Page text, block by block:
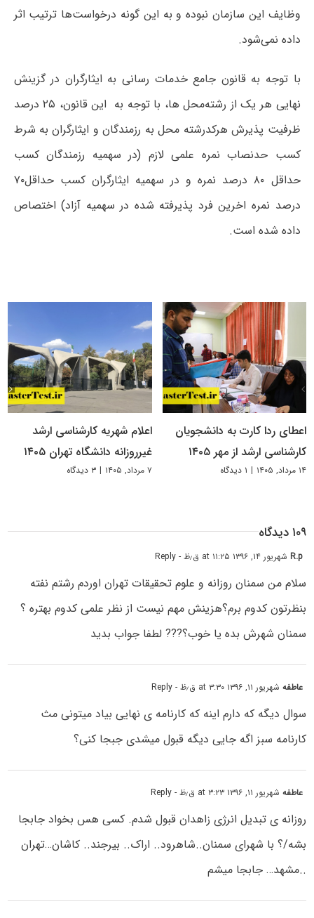
وظایف این سازمان نبوده و به این گونه درخواست‌ها ترتیب اثر
داده نمی‌شود.
با توجه به قانون جامع خدمات رسانی به ایثارگران در گزینش
نهایی هر یک از رشته‌محل ها، با توجه به این قانون، ۲۵ درصد
ظرفیت پذیرش هرکدرشته محل به رزمندگان و ایثارگران به شرط
کسب حدنصاب نمره علمی لازم (در سهمیه رزمندگان کسب
حداقل ۸۰ درصد نمره و در سهمیه ایثارگران کسب حداقل۷۰
درصد نمره اخرین فرد پذیرفته شده در سهمیه آزاد) اختصاص
داده شده است.
اعطای ردا کارت به دانشجویان
کارشناسی ارشد از مهر ۱۴۰۵
۱۴ مرداد, ۱۴۰۵ | ۱ دیدگاه
اعلام شهریه کارشناسی ارشد
غیرروزانه دانشگاه تهران ۱۴۰۵
۷ مرداد, ۱۴۰۵ | ۳ دیدگاه
۱۰۹ دیدگاه
R.pشهریور ۱۴, ۱۳۹۶ at ۱۱:۲۵ ق٫ظ - Reply
سلام من سمنان روزانه و علوم تحقیقات تهران اوردم رشتم نفته
بنظرتون کدوم برم؟هزینش مهم نیست از نظر علمی کدوم بهتره ؟
سمنان شهرش بده یا خوب؟??? لطفا جواب بدید
عاطفهشهریور ۱۱, ۱۳۹۶ at ۳:۳۰ ق٫ظ - Reply
سوال دیگه که دارم اینه که کارنامه ی نهایی بیاد میتونی مث
کارنامه سبز اگه جایی دیگه قبول میشدی جبجا کنی؟
عاطفهشهریور ۱۱, ۱۳۹۶ at ۳:۲۳ ق٫ظ - Reply
روزانه ی تبدیل انرژی زاهدان قبول شدم. کسی هس بخواد جابجا
بشه/؟ با شهرای سمنان..شاهرود.. اراک.. بیرجند.. کاشان…تهران
..مشهد… جابجا میشم